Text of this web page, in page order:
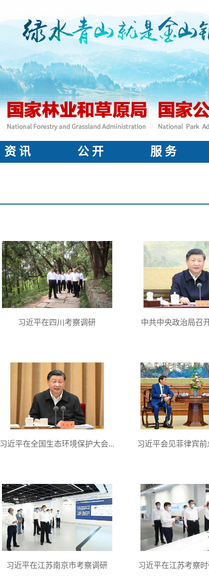
资 讯 公 开 服 务
习近平在四川考察调研 中共中央政治局召
习近平在全国生态环境保护大会... 习近平会见菲律宾
习近平在江苏南京市考察调研 习近平在江苏考察